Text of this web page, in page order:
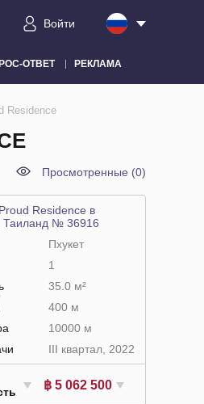
Войти
ОТВЕТ РЕКЛАМА
Residence
Просмотренные (0)
Residence в
Таиланд № 36916
Пхукет
1
35.0 м²
400 м
10000 м
III квартал, 2022
฿ 5 062 500